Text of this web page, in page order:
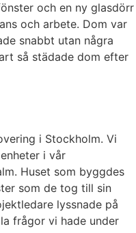
och en ny glasdörr
och arbete. Dom var
snabbt utan några
så städade dom efter
i Stockholm. Vi
i vår
Huset som byggdes
som de tog till sin
lyssnade på
frågor vi hade under